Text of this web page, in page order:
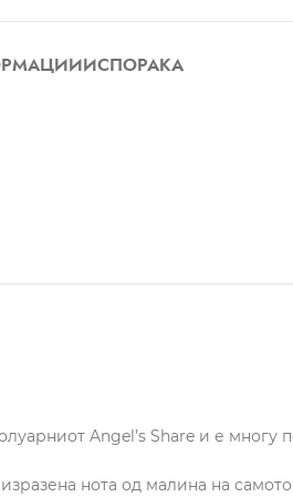
ИСПОРАКА
Angel’s Share и е многу
нота од малина на